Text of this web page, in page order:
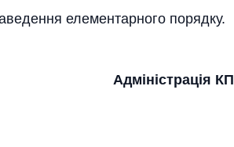
елементарного порядку.
Адміністрація КП